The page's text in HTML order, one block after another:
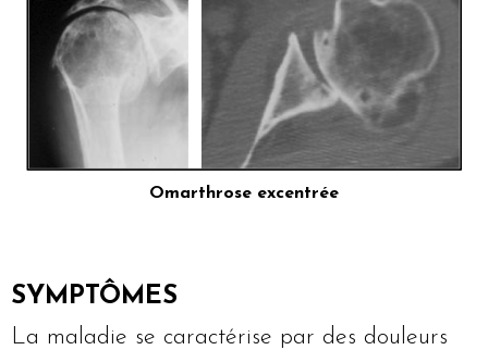
Omarthrose excentrée
SYMPTÔMES
La maladie se caractérise par des douleurs